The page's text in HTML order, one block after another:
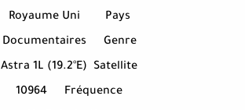
Pays
Royaume Uni
Genre
Documentaires
Satellite
Astra 1L (19.2°E)
Fréquence
10964